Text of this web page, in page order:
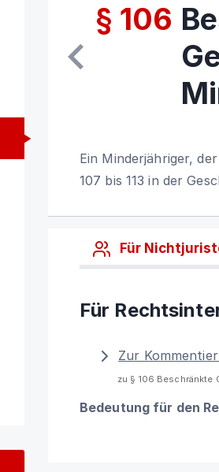
§ 106
Ein Minderjähriger,
107 bis 113 in der
Für
Für
Zur
zu § 106 Beschränkte
Bedeutung für den